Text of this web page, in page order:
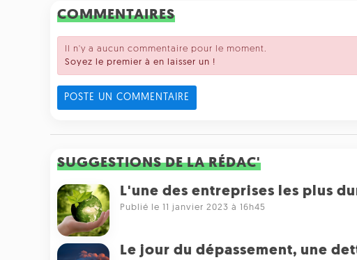
COMMENTAIRES
Il n'y a aucun commentaire pour le moment.
Soyez le premier à en laisser un !
POSTE UN COMMENTAIRE
SUGGESTIONS DE LA RÉDAC'
L'une des entreprises les plus
Publié le 11 janvier 2023 à 16h45
Le jour du dépassement, une